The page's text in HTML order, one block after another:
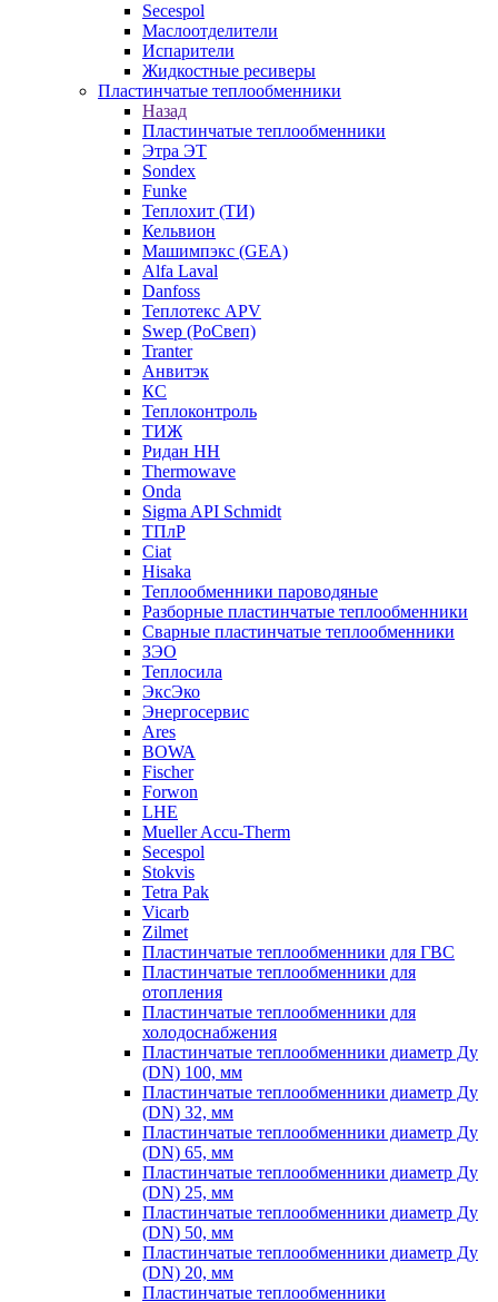
Secespol
Маслоотделители
Испарители
Жидкостные ресиверы
Пластинчатые теплообменники
Назад
Пластинчатые теплообменники
Этра ЭТ
Sondex
Funke
Теплохит (ТИ)
Кельвион
Машимпэкс (GEA)
Alfa Laval
Danfoss
Теплотекс APV
Swep (РоСвеп)
Tranter
Анвитэк
КС
Теплоконтроль
ТИЖ
Ридан НН
Thermowave
Onda
Sigma API Schmidt
ТПлР
Ciat
Hisaka
Теплообменники пароводяные
Разборные пластинчатые теплообменники
Сварные пластинчатые теплообменники
ЗЭО
Теплосила
ЭксЭко
Энергосервис
Ares
BOWA
Fischer
Forwon
LHE
Mueller Accu-Therm
Secespol
Stokvis
Tetra Pak
Vicarb
Zilmet
Пластинчатые теплообменники для ГВС
Пластинчатые теплообменники для
отопления
Пластинчатые теплообменники для
холодоснабжения
Пластинчатые теплообменники диаметр Ду
(DN) 100, мм
Пластинчатые теплообменники диаметр Ду
(DN) 32, мм
Пластинчатые теплообменники диаметр Ду
(DN) 65, мм
Пластинчатые теплообменники диаметр Ду
(DN) 25, мм
Пластинчатые теплообменники диаметр Ду
(DN) 50, мм
Пластинчатые теплообменники диаметр Ду
(DN) 20, мм
Пластинчатые теплообменники